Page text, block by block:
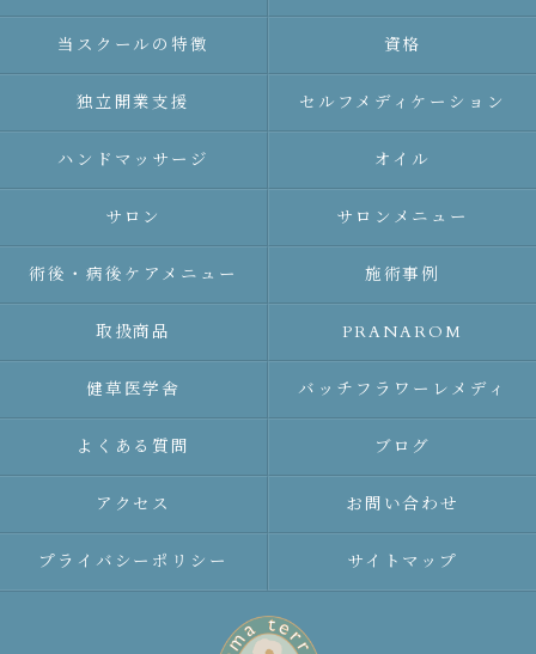
当スクールの特徴 資格
独立開業支援 セルフメディケーション
ハンドマッサージ オイル
サロン サロンメニュー
術後・病後ケアメニュー 施術事例
取扱商品 PRANAROM
健草医学舎 バッチフラワーレメディ
よくある質問 ブログ
アクセス お問い合わせ
プライバシーポリシー サイトマップ